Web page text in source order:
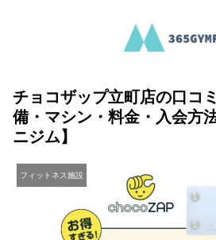
チョコザップ立町店の口コ
備・マシン・料金・入会方
ニジム】
フィットネス施設